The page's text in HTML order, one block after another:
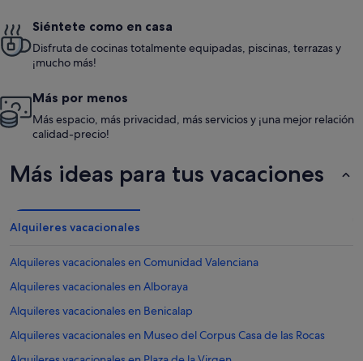
Siéntete como en casa
Disfruta de cocinas totalmente equipadas, piscinas, terrazas y
¡mucho más!
Más por menos
Más espacio, más privacidad, más servicios y ¡una mejor relación
calidad-precio!
Más ideas para tus vacaciones
Alquileres vacacionales
Alquileres vacacionales en Comunidad Valenciana
Alquileres vacacionales en Alboraya
Alquileres vacacionales en Benicalap
Alquileres vacacionales en Museo del Corpus Casa de las Rocas